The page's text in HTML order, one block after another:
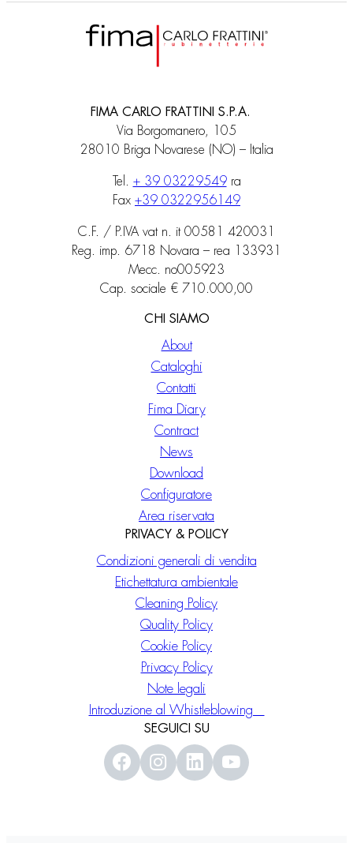
FIMA CARLO FRATTINI S.P.A.
Via Borgomanero, 105
28010 Briga Novarese (NO) – Italia
Tel. + 39 03229549ra
Fax +39 0322956149
C.F. / P.IVA vat n. it 00581 420031
Reg. imp. 6718 Novara – rea 133931
Mecc. no005923
Cap. sociale € 710.000,00
CHI SIAMO
About
Cataloghi
Contatti
Fima Diary
Contract
News
Download
Configuratore
Area riservata
PRIVACY & POLICY
Condizioni generali di vendita
Etichettatura ambientale
Cleaning Policy
Quality Policy
Cookie Policy
Privacy Policy
Note legali
Introduzione al Whistleblowing
SEGUICI SU